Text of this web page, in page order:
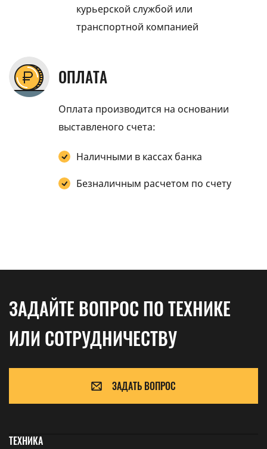
курьерской службой или
транспортной компанией
ОПЛАТА
Оплата производится на основании
выставленого счета:
Наличными в кассах банка
Безналичным расчетом по счету
ЗАДАЙТЕ ВОПРОС ПО ТЕХНИКЕ
ИЛИ СОТРУДНИЧЕСТВУ
ЗАДАТЬ ВОПРОС
ТЕХНИКА